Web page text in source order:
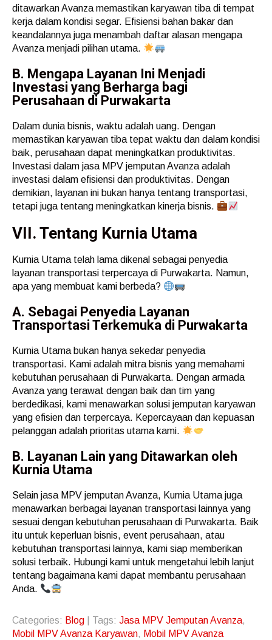
ditawarkan Avanza memastikan karyawan tiba di tempat
kerja dalam kondisi segar. Efisiensi bahan bakar dan
keandalannya juga menambah daftar alasan mengapa
Avanza menjadi pilihan utama.
B. Mengapa Layanan Ini Menjadi
Investasi yang Berharga bagi
Perusahaan di Purwakarta
Dalam dunia bisnis, waktu adalah uang. Dengan
memastikan karyawan tiba tepat waktu dan dalam kondisi
baik, perusahaan dapat meningkatkan produktivitas.
Investasi dalam jasa MPV jemputan Avanza adalah
investasi dalam efisiensi dan produktivitas. Dengan
demikian, layanan ini bukan hanya tentang transportasi,
tetapi juga tentang meningkatkan kinerja bisnis.
VII. Tentang Kurnia Utama
Kurnia Utama telah lama dikenal sebagai penyedia
layanan transportasi terpercaya di Purwakarta. Namun,
apa yang membuat kami berbeda?
A. Sebagai Penyedia Layanan
Transportasi Terkemuka di Purwakarta
Kurnia Utama bukan hanya sekedar penyedia
transportasi. Kami adalah mitra bisnis yang memahami
kebutuhan perusahaan di Purwakarta. Dengan armada
Avanza yang terawat dengan baik dan tim yang
berdedikasi, kami menawarkan solusi jemputan karyawan
yang efisien dan terpercaya. Kepercayaan dan kepuasan
pelanggan adalah prioritas utama kami.
B. Layanan Lain yang Ditawarkan oleh
Kurnia Utama
Selain jasa MPV jemputan Avanza, Kurnia Utama juga
menawarkan berbagai layanan transportasi lainnya yang
sesuai dengan kebutuhan perusahaan di Purwakarta. Baik
itu untuk keperluan bisnis, event perusahaan, atau
kebutuhan transportasi lainnya, kami siap memberikan
solusi terbaik. Hubungi kami untuk mengetahui lebih lanjut
tentang bagaimana kami dapat membantu perusahaan
Anda.
Categories: Blog | Tags: Jasa MPV Jemputan Avanza,
Mobil MPV Avanza Karyawan, Mobil MPV Avanza